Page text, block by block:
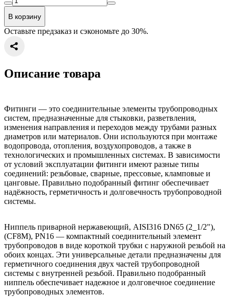
В корзину
Оставьте предзаказ и сэкономьте до 30%.
Описание товара
Ниппель приварной нержавеющий, AISI316 DN65 (2_1/2"),
(CF8M), PN16 — компактный соединительный элемент
трубопроводов в виде короткой трубки с наружной резьбой на
обоих концах. Эти универсальные детали предназначены для
герметичного соединения двух частей трубопроводной
системы с внутренней резьбой. Правильно подобранный
ниппель обеспечивает надежное и долговечное соединение
трубопроводных элементов.
Фитинги — это соединительные элементы трубопроводных
систем, предназначенные для стыковки, разветвления,
изменения направления и переходов между трубами разных
диаметров или материалов. Они используются при монтаже
водопровода, отопления, воздухопроводов, а также в
технологических и промышленных системах. В зависимости
от условий эксплуатации фитинги имеют разные типы
соединений: резьбовые, сварные, прессовые, кламповые и
цанговые. Правильно подобранный фитинг обеспечивает
надёжность, герметичность и долговечность трубопроводной
системы.